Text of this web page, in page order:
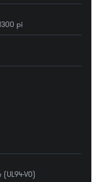
pi
V0)